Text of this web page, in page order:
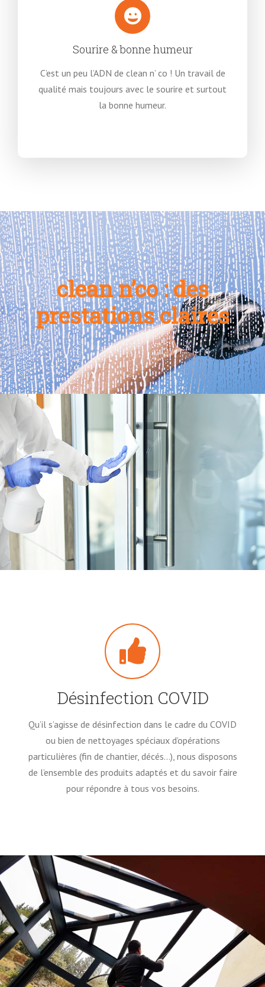
Sourire & bonne humeur
C’est un peu l’ADN de clean n’ co ! Un travail de
qualité mais toujours avec le sourire et surtout
la bonne humeur.
clean n’co : des
prestations claires
Désinfection COVID
Qu’il s’agisse de désinfection dans le cadre du COVID
ou bien de nettoyages spéciaux d’opérations
particulières (fin de chantier, décés…), nous disposons
de l’ensemble des produits adaptés et du savoir faire
pour répondre à tous vos besoins.